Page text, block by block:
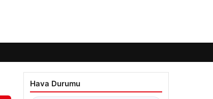
Hava Durumu